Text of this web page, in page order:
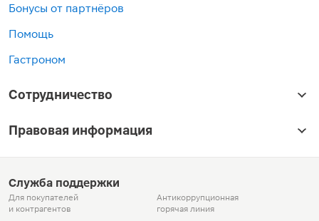
Бонусы от партнёров
Помощь
Гастроном
Сотрудничество
Правовая информация
Служба поддержки
Для покупателей
и контрагентов
Антикоррупционная
горячая линия